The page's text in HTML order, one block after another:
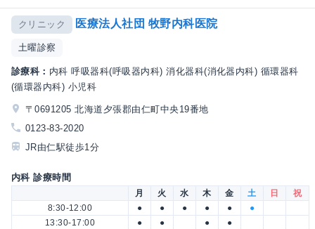
クリニック 医療法人社団 牧野内科医院
土曜診察
診療科： 内科 呼吸器科(呼吸器内科) 消化器科(消化器内科) 循環器科
(循環器内科) 小児科
〒0691205 北海道夕張郡由仁町中央19番地
0123-83-2020
JR由仁駅徒歩1分
内科 診療時間
月 火 水 木 金 土 日
祝
8:30-12:00
● ● ● ● ●
●
13:30-17:00
● ● ● ●